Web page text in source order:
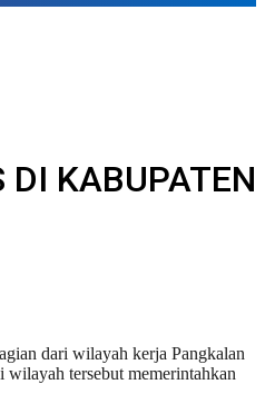
KABUPATEN
dari wilayah kerja Pangkalan
tersebut memerintahkan